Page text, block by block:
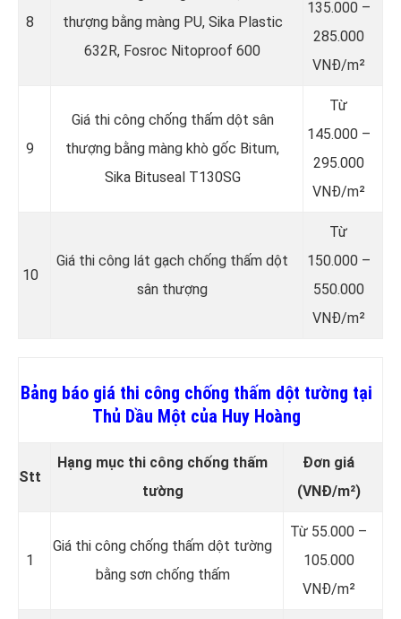
8
thượng bằng màng PU, Sika Plastic
632R, Fosroc Nitoproof 600
135.000 –
285.000
VNĐ/m²
9
Giá thi công chống thấm dột sân
thượng bằng màng khò gốc Bitum,
Sika Bituseal T130SG
Từ
145.000 –
295.000
VNĐ/m²
10
Giá thi công lát gạch chống thấm dột
sân thượng
Từ
150.000 –
550.000
VNĐ/m²
Bảng báo giá thi công chống thấm dột tường tại
Thủ Dầu Một của Huy Hoàng
Stt
Hạng mục thi công chống thấm
tường
Đơn giá
(VNĐ/m²)
1
Giá thi công chống thấm dột tường
bằng sơn chống thấm
Từ 55.000 –
105.000
VNĐ/m²